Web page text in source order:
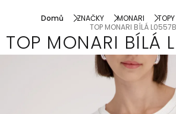
Domů ZNAČKY MONARI
TOP MONARI BÍLÁ L0557B
TOP MONARI BÍLÁ